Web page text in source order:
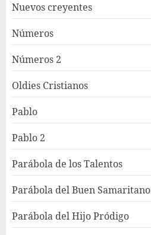
Nuevos creyentes
Números
Números 2
Oldies Cristianos
Pablo
Pablo 2
Parábola de los Talentos
Parábola del Buen Samaritano
Parábola del Hijo Pródigo